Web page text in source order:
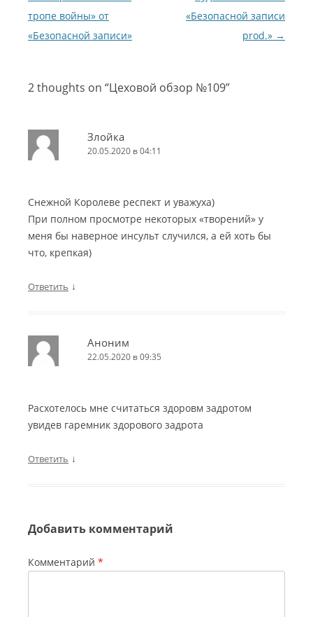
тропе войны» от
«Безопасной записи»
«Безопасной записи
prod.» →
2 thoughts on “Цеховой обзор №109”
Злойка
20.05.2020 в 04:11
Снежной Королеве респект и уважуха)
При полном просмотре некоторых «творений» у
меня бы наверное инсульт случился, а ей хоть бы
что, крепкая)
Ответить ↓
Аноним
22.05.2020 в 09:35
Расхотелось мне считаться здоровм задротом
увидев гаремник здорового задрота
Ответить ↓
Добавить комментарий
Комментарий *